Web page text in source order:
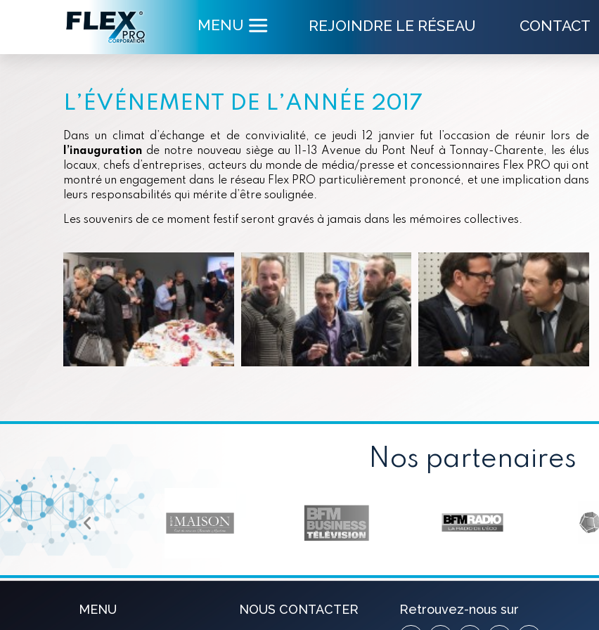
MENU REJOINDRE LE RÉSEAU CONTACT
L’ÉVÉNEMENT DE L’ANNÉE 2017
Dans un climat d’échange et de convivialité, ce jeudi 12 janvier fut l’occasion de réunir lors de
l’inauguration de notre nouveau siège au 11-13 Avenue du Pont Neuf à Tonnay-Charente, les élus
locaux, chefs d’entreprises, acteurs du monde de média/presse et concessionnaires Flex PRO qui ont
montré un engagement dans le réseau Flex PRO particulièrement prononcé, et une implication dans
leurs responsabilités qui mérite d’être soulignée.
Les souvenirs de ce moment festif seront gravés à jamais dans les mémoires collectives.
Nos partenaires
MENU NOUS CONTACTER Retrouvez-nous sur